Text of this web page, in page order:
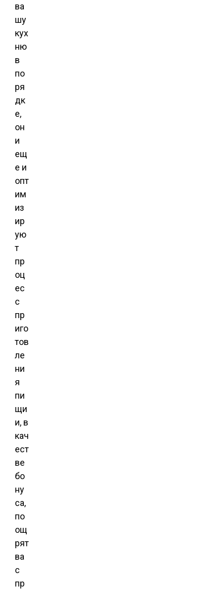
ва
шу
кух
ню
в
по
ря
дк
е,
он
и
ещ
е и
опт
им
из
ир
ую
т
пр
оц
ес
с
пр
иго
тов
ле
ни
я
пи
щи
и, в
кач
ест
ве
бо
ну
са,
по
ощ
рят
ва
с
пр